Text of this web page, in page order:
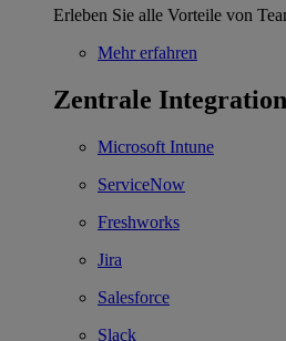
Erleben Sie alle Vorteile von
Mehr erfahren
Zentrale
Microsoft Intune
ServiceNow
Freshworks
Jira
Salesforce
Slack